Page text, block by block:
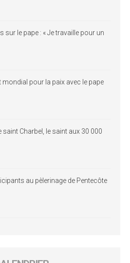
sur le pape : « Je travaille pour un
mondial pour la paix avec le pape
saint Charbel, le saint aux 30 000
au pèlerinage de Pentecôte